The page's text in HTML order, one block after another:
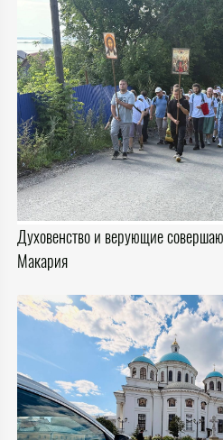
Духовенство и верующие
Макария